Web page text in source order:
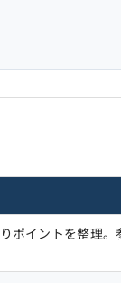
ポイントを整理